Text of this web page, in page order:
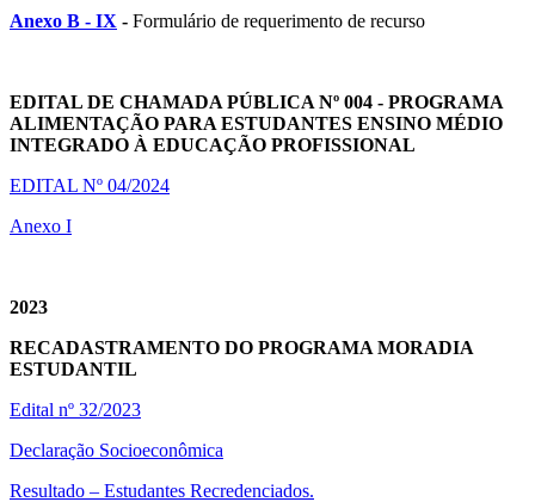
Anexo B - IX - Formulário de requerimento de recurso
EDITAL DE CHAMADA PÚBLICA Nº 004 - PROGRAMA
ALIMENTAÇÃO PARA ESTUDANTES ENSINO MÉDIO
INTEGRADO À EDUCAÇÃO PROFISSIONAL
EDITAL Nº 04/2024
Anexo I
2023
RECADASTRAMENTO DO PROGRAMA MORADIA
ESTUDANTIL
Edital nº 32/2023
Declaração Socioeconômica
Resultado – Estudantes Recredenciados.